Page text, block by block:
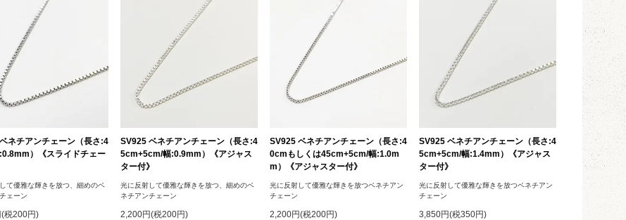
ネチアンチェーン（長さ:4
）《スライドチェー
て優雅な輝きを放つ、細めのベ
ェーン
税200円)
SV925 ベネチアンチェーン（長さ:4
5cm+5cm/幅:0.9mm）《アジャス
ター付》
光に反射して優雅な輝きを放つ、細めのベ
ネチアンチェーン
2,200円(税200円)
SV925 ベネチアンチェーン（長さ:4
0cmもしくは45cm+5cm/幅:1.0m
m）《アジャスター付》
光に反射して優雅な輝きを放つベネチアン
チェーン
2,200円(税200円)
SV925 ベネチアンチェーン（長さ:4
5cm+5cm/幅:1.4mm）《アジャス
ター付》
光に反射して優雅な輝きを放つベネチアン
チェーン
3,850円(税350円)